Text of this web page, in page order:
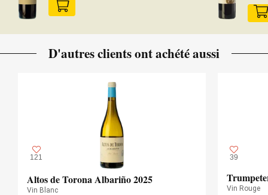
D'autres clients ont achété aussi
121
Altos de Torona Albariño 2025
Vin Blanc
39
Vin Rouge